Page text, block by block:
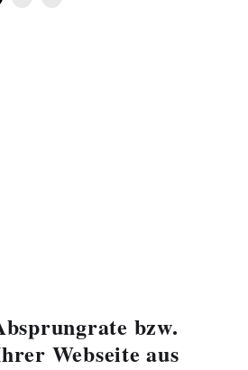
bzw.
Webseite aus